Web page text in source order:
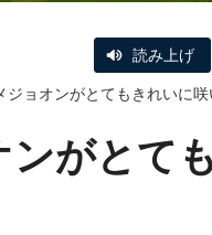
読み上げ
オンがとてもきれいに咲
がとて